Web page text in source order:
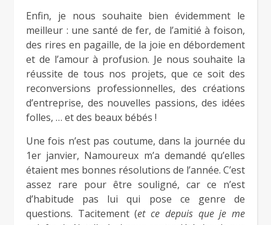
Enfin, je nous souhaite bien évidemment le
meilleur : une santé de fer, de l’amitié à foison,
des rires en pagaille, de la joie en débordement
et de l’amour à profusion. Je nous souhaite la
réussite de tous nos projets, que ce soit des
reconversions professionnelles, des créations
d’entreprise, des nouvelles passions, des idées
folles, … et des beaux bébés !
Une fois n’est pas coutume, dans la journée du
1er janvier, Namoureux m’a demandé qu’elles
étaient mes bonnes résolutions de l’année. C’est
assez rare pour être souligné, car ce n’est
d’habitude pas lui qui pose ce genre de
questions. Tacitement (et ce depuis que je me